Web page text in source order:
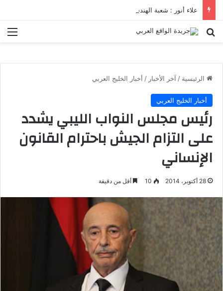
بحث عن
الرئيسية / آخر الأخبار / أخبار الخليج العربي
أخبار الخليج العربي
رئيس مجلس النواب الليبي يشدد
على التزام الجيش باحترام القانون
الإنساني
28 أكتوبر، 2014 10 أقل من دقيقة